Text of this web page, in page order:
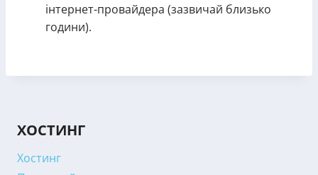
інтернет-провайдера (зазвичай близько
години).
ХОСТИНГ
Хостинг